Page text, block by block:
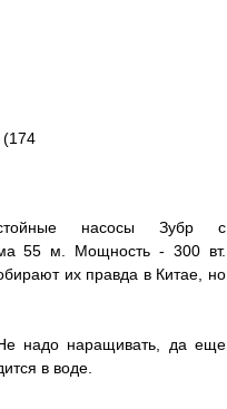
насосы Зубр с
55 м. Мощность - 300 вт.
их правда в Китае, но
надо наращивать, да еще
в воде.